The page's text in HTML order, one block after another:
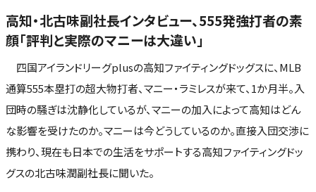
高知・北古味副社長インタビュー、555発強打者の素
顔「評判と実際のマニーは大違い」
四国アイランドリーグplusの高知ファイティングドッグスに、MLB
通算555本塁打の超大物打者、マニー・ラミレスが来て、1か月半。入
団時の騒ぎは沈静化しているが、マニーの加入によって高知はどん
な影響を受けたのか。マニーは今どうしているのか。直接入団交渉に
携わり、現在も日本での生活をサポートする高知ファイティングドッ
グスの北古味潤副社長に聞いた。